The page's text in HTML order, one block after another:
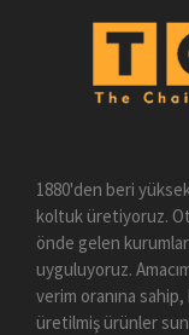
1880'den beri
koltuk üretiyoruz.
önde gelen
uyguluyoruz.
verim oranına sahip,
üretilmiş ürünler